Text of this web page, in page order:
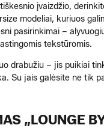
įvaizdžio,
modeliai, kuriuos
pasirinkimai –
tekstūromis.
drabužiu – jis puikiai
Su jais galėsite ne
„LOUNGE